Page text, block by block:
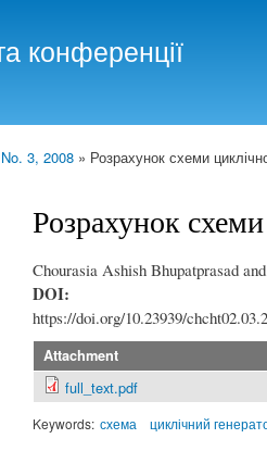
конференції
3, 2008 » Розрахунок схеми
Розрахунок
Chourasia Ashish Bhupatprasad
DOI:
https://doi.org/10.23939/
Attachment
full_text.pdf
Keywords: схема циклічний